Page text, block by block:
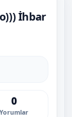
İhbar
0
Yorumlar